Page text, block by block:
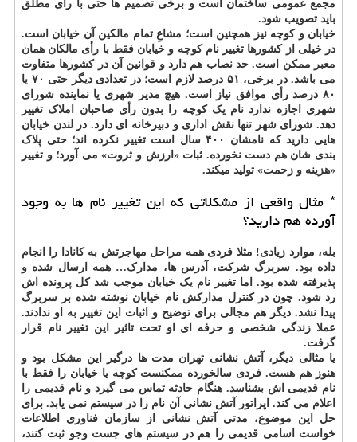
مجمع عمومی ساختمان است و برخی تصمیم ها حتی با رأی مطلق
باید تصویب شود.
خیابان و کوچه نیز همچنین است؛ مشاعِ تمام مالکین آن خیابان است.
در خیلی از کشورها تغییر نام کوچه و خیابان فقط با رأی مالکان همان
معبر ممکن است. حد نصاب هم دارد و قوانین آن در کشورها متفاوت
می باشد. در برخی، ۵۱ درصد لازم است؛ در تعدادی دیگر حتی ۷۰ یا
۸۰ درصد رأی موافق نیاز است. هیچ مدیر شهری یا نماینده شورای
شهری اجازه ندارد نام یک کوچه را بدون رأی صاحبان املاک تغییر
دهد. شورای شهر تنها نقش اداری و دبیرخانه ای دارد. در لندن خیابان
هایی دارید که نامشان ۴۰۰ سال است تغییر نکرده اند؛ حتی پلاک
بندی شان هم دست نخورده. ثبات «ارزش و ثروت» می آورد؛ و تغییر
«هزینه و زحمت» تولید میکند.
* مثال واقعی از مشکلاتی که این تغییر نام ها به وجود
آورده هم دارید؟
بله، موارد زیادی! مثلا فردی همه مراحل مهاجرتش به کانادا را انجام
داده بود. سربرگ شرکت، آدرس ها، مدارک… همه ارسال شده و
پذیرفته شده بود. اما تغییر نام یک خیابان موجب شد کل پرونده اش
رد شود. چون در کنترل مدارکش نام خیابان نوشته شده بر سربرگ
پیدا نشد. دیگر هم مجالی برای توضیح و اثبات این تغییر به او ندادند.
عملا زندگی شخصی و حرفه ای او تحت تاثیر این تغییر نام قرار
گرفت.
یا مثالی دیگر، آتش نشانی تهران مدت ها درگیر این مشکل بود و
هنوز هم هست. فردی سالخورده ممکنست کوچه یا خیابان را فقط با
نام قدیمی اش بشناسد. هنگام حادثه تماس می گیرد و نام قدیمی را
اعلام می کند. اپراتور آتش نشانی آن نام را در سیستم نمی یابد. برای
حل این موضوع، مدتی آتش نشانی از سازمان فناوری اطلاعات
خواست اسامی قدیمی را هم در سیستم های جست وجو ثبت کنند،